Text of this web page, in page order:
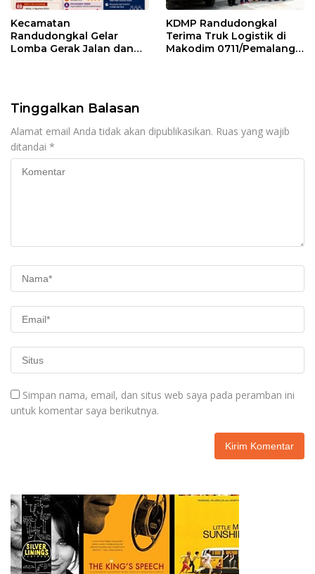
Kecamatan
Randudongkal Gelar
Lomba Gerak Jalan dan
KDMP Randudongkal
Terima Truk Logistik di
Makodim 0711/Pemalang
Tinggalkan Balasan
Alamat email Anda tidak akan dipublikasikan. Ruas yang wajib
ditandai *
Simpan nama, email, dan situs web saya pada peramban ini
untuk komentar saya berikutnya.